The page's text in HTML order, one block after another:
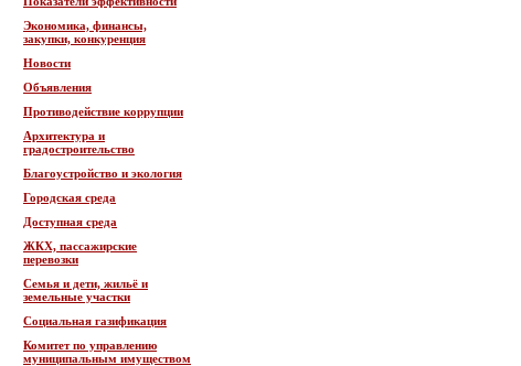
Экономика, финансы,
закупки, конкуренция
Новости
Объявления
Противодействие коррупции
Архитектура и
градостроительство
Благоустройство и экология
Городская среда
Доступная среда
ЖКХ, пассажирские
перевозки
Семья и дети, жильё и
земельные участки
Социальная газификация
Комитет по управлению
муниципальным имуществом